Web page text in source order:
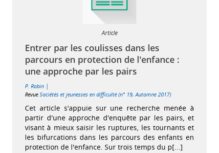
Article
Entrer par les coulisses dans les
parcours en protection de l'enfance :
une approche par les pairs
P. Robin |
Revue Sociétés et jeunesses en difficulté (n° 19, Automne 2017)
Cet article s'appuie sur une recherche menée à
partir d'une approche d'enquête par les pairs, et
visant à mieux saisir les ruptures, les tournants et
les bifurcations dans les parcours des enfants en
protection de l'enfance. Sur trois temps du p[...]